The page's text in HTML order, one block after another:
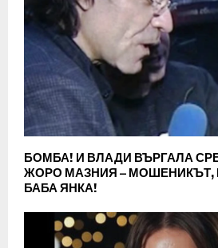
БОМБА! И ВЛАДИ ВЪРГАЛА
ЖОРО МАЗНИЯ – МОШЕНИКЪТ,
БАБА ЯНКА!